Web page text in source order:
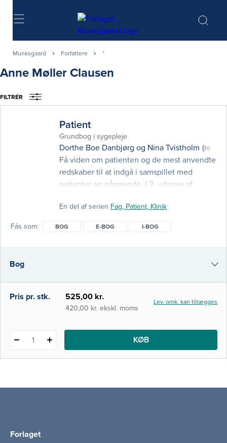
Søg
Munksgaard Forfattere *
Anne Møller Clausen
FILTRÉR
Patient
Grundbog i sygepleje
Dorthe Boe Danbjørg og Nina Tvistholm (red.)
Få viden om patienten og de mest anvendte
redskaber til at indgå i samspillet med
patienter og pårørende. I 3. udgave af
som sygeplejestuderende et godt grundlag
Den er
En del af serien Fag, Patient, Klinik
Fås som BOG E-BOG I-BOG
Bog
e-bog
Pris pr. stk. 525,00 kr.
420,00 kr. ekskl. moms
Lev. omk. kan tillægges
1 KØB
Forlaget